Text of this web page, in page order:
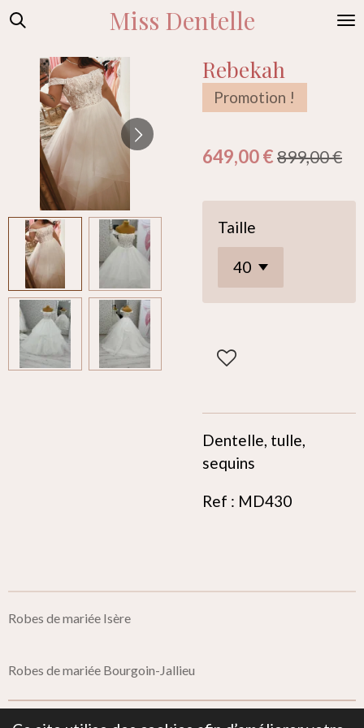
Passer
contenu
principal
Miss Dentelle
Rebekah
Promotion !
649,00 € 899,00 €
Taille
Dentelle, tulle,
sequins
Ref : MD430
Robes de mariée Isère
Robes de mariée Bourgoin-Jallieu